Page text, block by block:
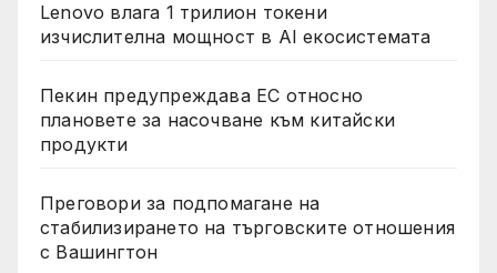
Lenovo влага 1 трилион токени
изчислителна мощност в AI екосистемата
Пекин предупреждава ЕС относно
плановете за насочване към китайски
продукти
Преговори за подпомагане на
стабилизирането на търговските отношения
с Вашингтон